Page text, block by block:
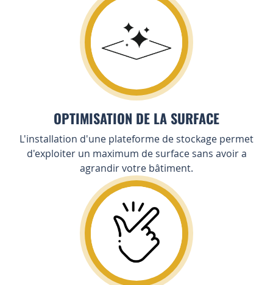
OPTIMISATION DE LA SURFACE
L'installation d'une plateforme de stockage permet
d'exploiter un maximum de surface sans avoir a
agrandir votre bâtiment.